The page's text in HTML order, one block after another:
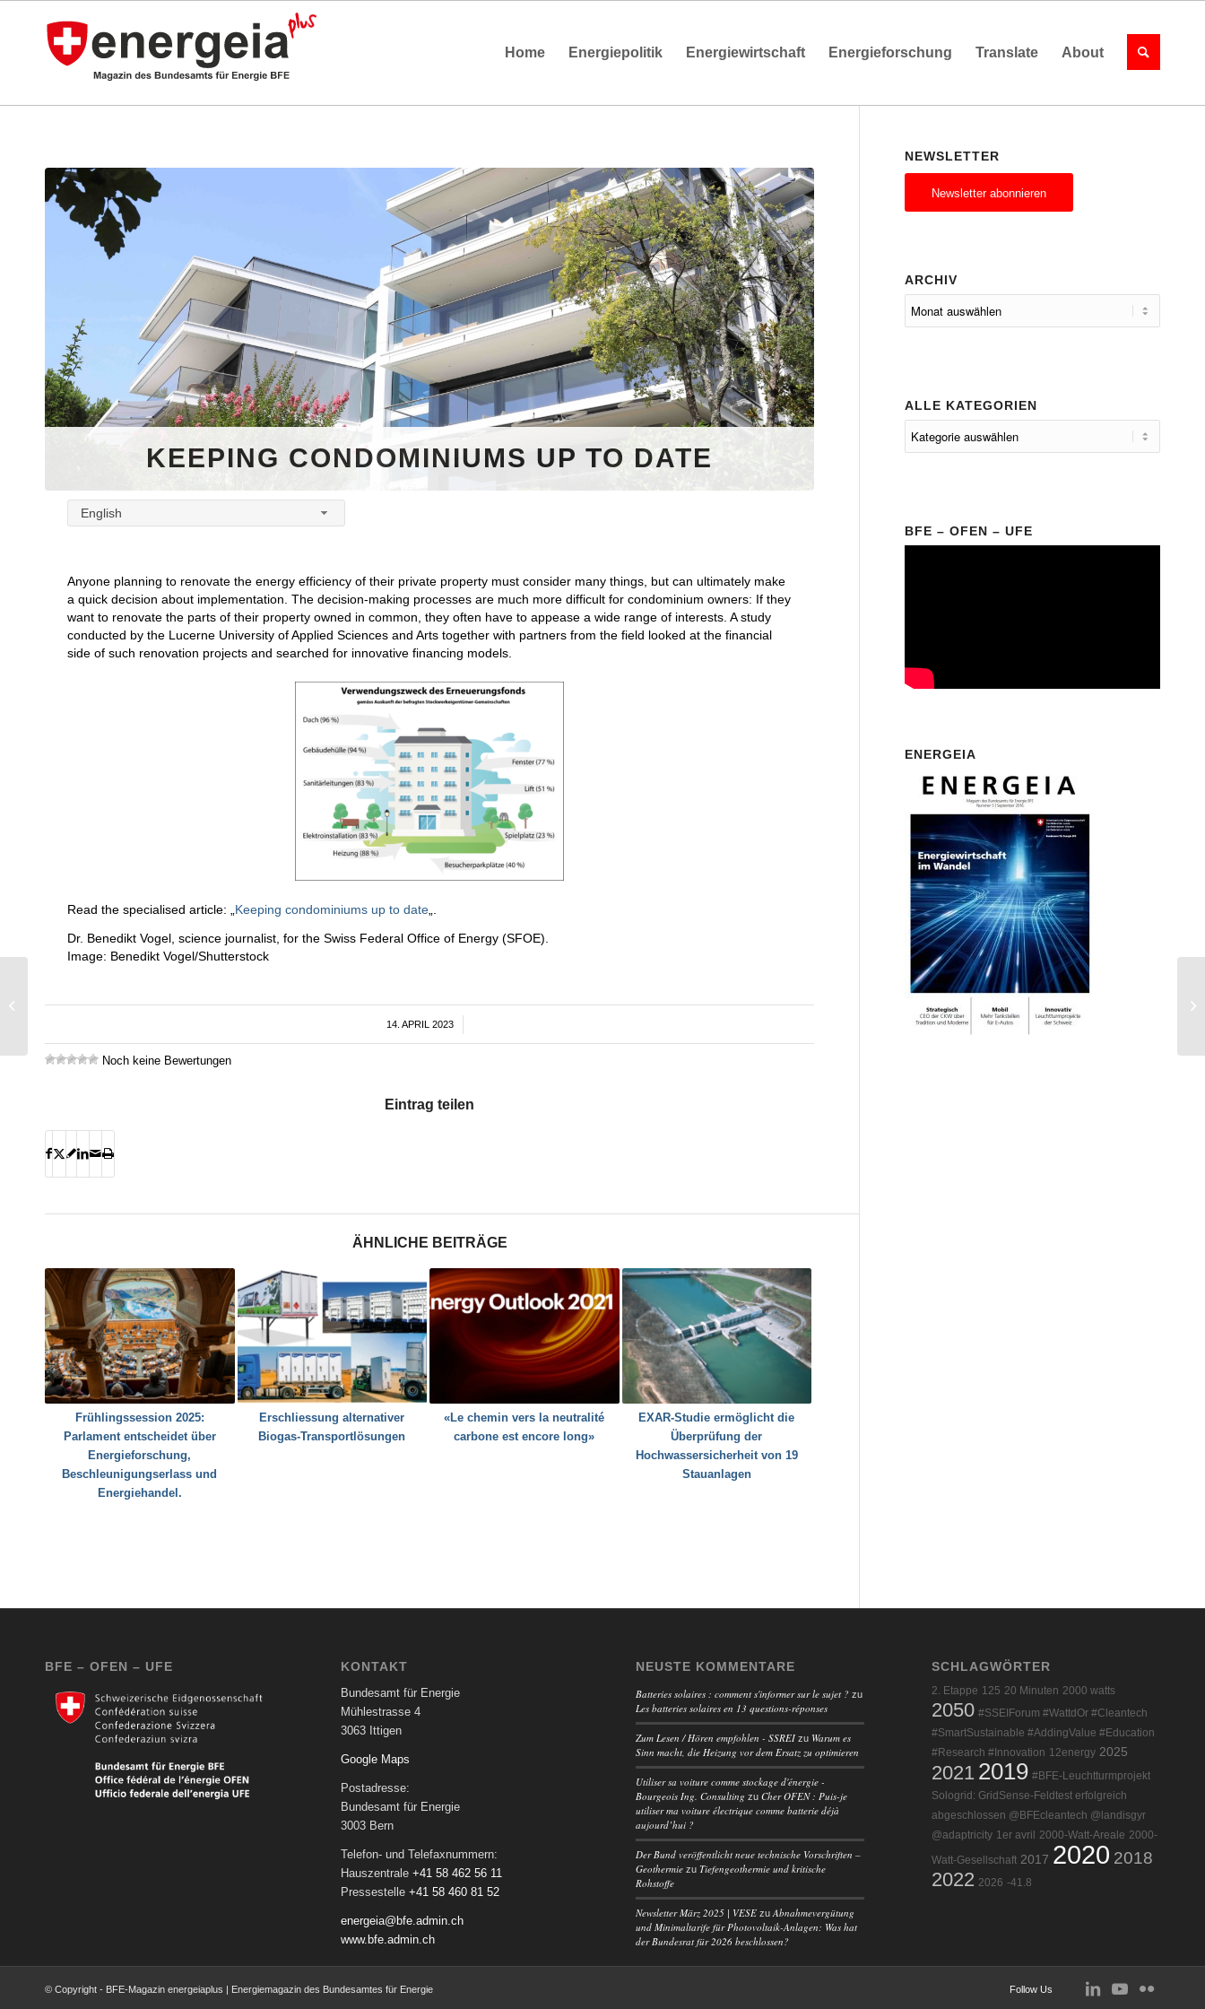
Home Energiepolitik Energiewirtschaft Energieforschung Translate About
KEEPING CONDOMINIUMS UP TO DATE
English
Anyone planning to renovate the energy efficiency of their private property must consider many things, but can ultimately make
a quick decision about implementation. The decision-making processes are much more difficult for condominium owners: If they
want to renovate the parts of their property owned in common, they often have to appease a wide range of interests. A study
conducted by the Lucerne University of Applied Sciences and Arts together with partners from the field looked at the financial
side of such renovation projects and searched for innovative financing models.
Read the specialised article: „Keeping condominiums up to date„.
Dr. Benedikt Vogel, science journalist, for the Swiss Federal Office of Energy (SFOE).
Image: Benedikt Vogel/Shutterstock
14. APRIL 2023
/
Noch keine Bewertungen
Eintrag teilen
ÄHNLICHE BEITRÄGE
Frühlingssession 2025:
Parlament entscheidet über
Energieforschung,
Beschleunigungserlass und
Energiehandel.
Erschliessung alternativer
Biogas-Transportlösungen
«Le chemin vers la neutralité
carbone est encore long»
EXAR-Studie ermöglicht die
Überprüfung der
Hochwassersicherheit von 19
Stauanlagen
NEWSLETTER
Newsletter abonnieren
ARCHIV
ALLE KATEGORIEN
BFE – OFEN – UFE
ENERGEIA
BFE – OFEN – UFE KONTAKT
Bundesamt für Energie
Mühlestrasse 4
3063 Ittigen
Google Maps
Postadresse:
Bundesamt für Energie
3003 Bern
Telefon- und Telefaxnummern:
Hauszentrale +41 58 462 56 11
Pressestelle +41 58 460 81 52
energeia@bfe.admin.ch
www.bfe.admin.ch
NEUSTE KOMMENTARE
Batteries solaires : comment s'informer sur le sujet ? zu
Les batteries solaires en 13 questions-réponses
Zum Lesen / Hören empfohlen - SSREI zu Warum es
Sinn macht, die Heizung vor dem Ersatz zu optimieren
Utiliser sa voiture comme stockage d'énergie -
Bourgeois Ing. Consulting zuCher OFEN : Puis-je
utiliser ma voiture électrique comme batterie déjà
aujourd’hui ?
Der Bund veröffentlicht neue technische Vorschriften –
Geothermie zuTiefengeothermie und kritische
Rohstoffe
Newsletter März 2025 | VESE zuAbnahmevergütung
und Minimaltarife für Photovoltaik-Anlagen: Was hat
der Bundesrat für 2026 beschlossen?
SCHLAGWÖRTER
2. Etappe 125 20 Minuten 2000 watts
2050 #SSEIForum #WattdOr #Cleantech
#SmartSustainable #AddingValue #Education
#Research #Innovation 12energy 2025
2021 2019 #BFE-Leuchtturmprojekt
Sologrid: GridSense-Feldtest erfolgreich
abgeschlossen @BFEcleantech @landisgyr
@adaptricity 1er avril 2000-Watt-Areale 2000-
Watt-Gesellschaft 2017 2020 2018
2022 2026 -41.8
© Copyright - BFE-Magazin energeiaplus | Energiemagazin des Bundesamtes für Energie Follow Us